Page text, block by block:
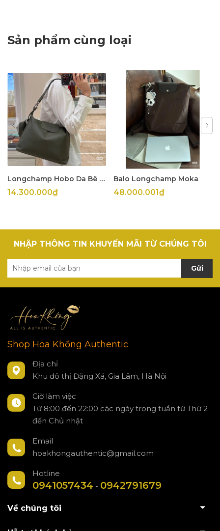
Sản phẩm cùng loại
Longchamp Hobo Da Bê Olive
14.300.000₫
Balo Longchamp Moka
48.000.001₫
NHẬP THÔNG TIN KHUYẾN MÃI TỪ CHÚNG TÔI
Gửi
Shop Hoa Khổng Authentic
Địa chỉ
Khu đô thị Đặng Xá, Gia Lâm, Hà Nội
Giờ làm việc
Từ 8:00 đến 22:00 các ngày trong tuần từ Thứ 2
đến Chủ nhật
Email
hoakhongauthentic@gmail.com
Hotline
0941057434 - 0942791679
Về chúng tôi